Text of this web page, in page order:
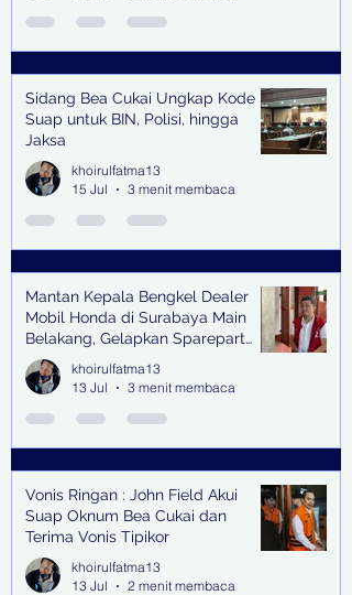
Sidang Bea Cukai Ungkap Kode
Suap untuk BIN, Polisi, hingga
Jaksa
khoirulfatma13
15 Jul
3 menit membaca
Mantan Kepala Bengkel Dealer
Mobil Honda di Surabaya Main
Belakang, Gelapkan Sparepart
Senilai Rp 1,9 Miliar
khoirulfatma13
13 Jul
3 menit membaca
Vonis Ringan : John Field Akui
Suap Oknum Bea Cukai dan
Terima Vonis Tipikor
khoirulfatma13
13 Jul
2 menit membaca